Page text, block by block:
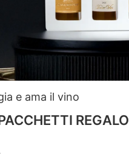
e ama il vino
REGALO